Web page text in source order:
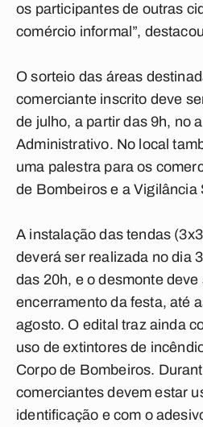
os participantes de outras
comércio informal”,
O sorteio das áreas
comerciante inscrito deve
de julho, a partir das 9h, no
Administrativo. No local
uma palestra para os
de Bombeiros e a Vigilância
A instalação das tendas
deverá ser realizada no dia
das 20h, e o desmonte deve
encerramento da festa, até
agosto. O edital traz ainda
uso de extintores de
Corpo de Bombeiros.
comerciantes devem estar
identificação e com o